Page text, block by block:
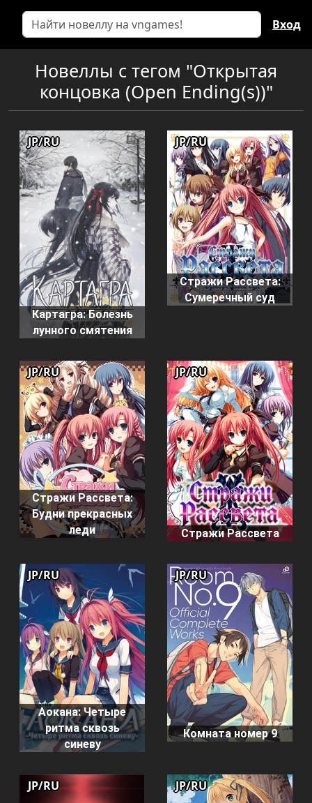
Вход
Новеллы с тегом "Открытая
концовка (Open Ending(s))"
Картагра: Болезнь
лунного смятения
JP/RU
Стражи Рассвета:
Сумеречный суд
JP/RU
Стражи Рассвета:
Будни прекрасных
леди
JP/RU
Стражи Рассвета
JP/RU
Аокана: Четыре
ритма сквозь
синеву
JP/RU
Комната номер 9
JP/RU
JP/RU JP/RU